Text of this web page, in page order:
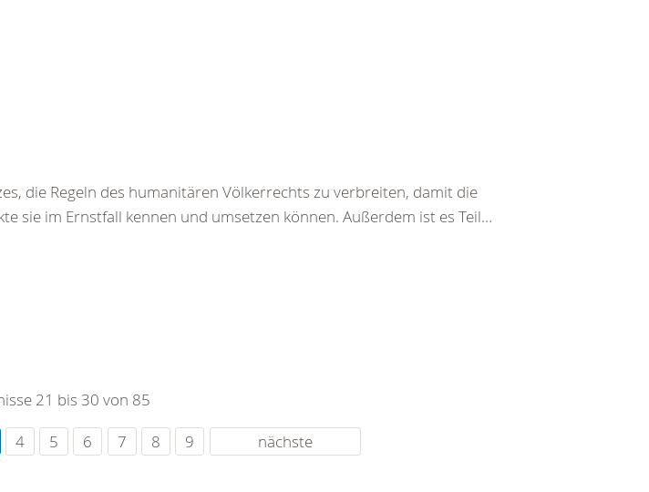
die Regeln des humanitären Völkerrechts zu verbreiten, damit die
sie im Ernstfall kennen und umsetzen können. Außerdem ist es Teil…
21 bis 30 von 85
4 5 6 7 8 9 nächste